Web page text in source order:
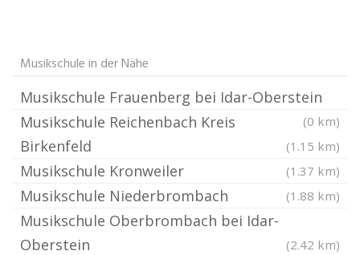
Musikschule in der Nähe
Musikschule Frauenberg bei Idar-Oberstein
(0 km)
Musikschule Reichenbach Kreis
Birkenfeld
(1.15 km)
Musikschule Kronweiler (1.37 km)
Musikschule Niederbrombach (1.88 km)
Musikschule Oberbrombach bei Idar-
Oberstein
(2.42 km)